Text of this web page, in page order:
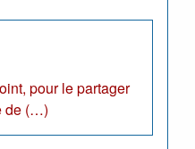
pour le partager
de (…)